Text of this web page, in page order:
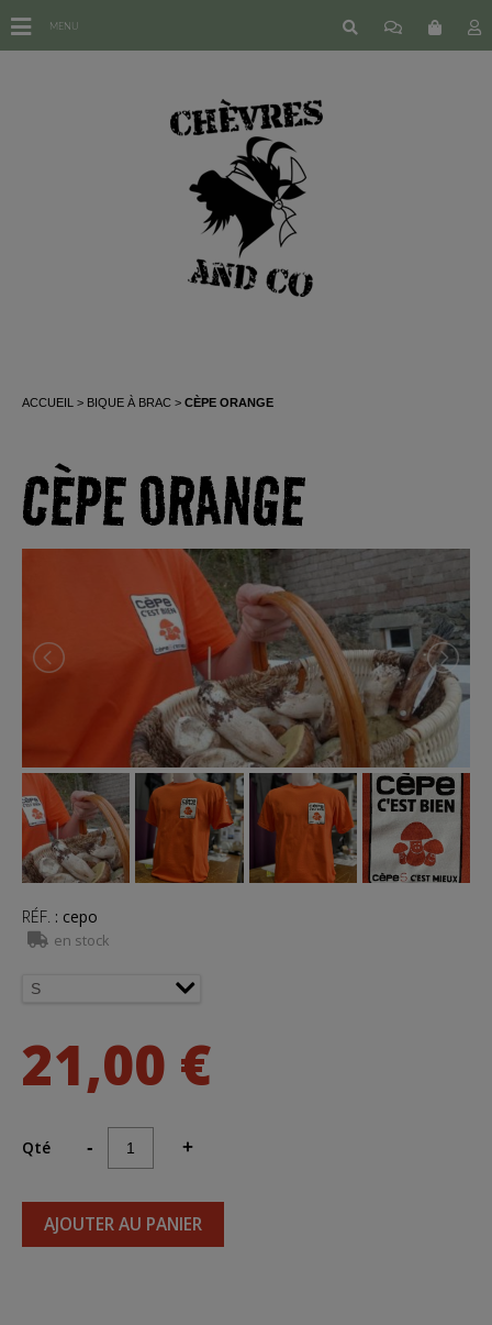
ACCUEIL BIQUE À BRAC CÈPE ORANGE
CÈPE ORANGE
RÉF. : cepo
en stock
21,00 €
Qté - +
AJOUTER AU PANIER
MENU